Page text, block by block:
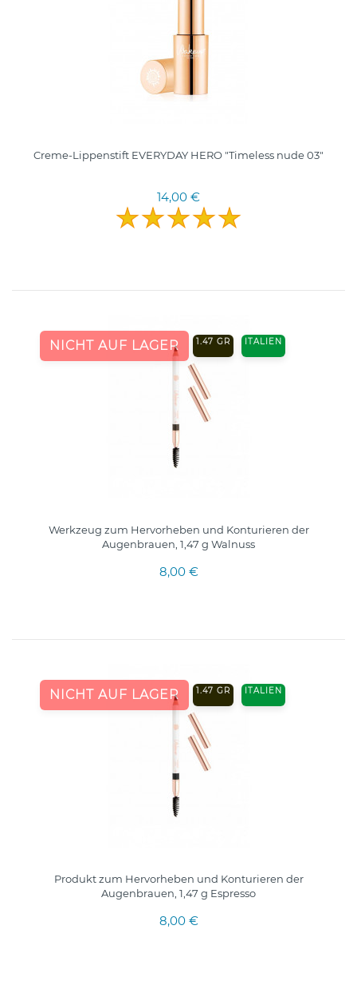
Creme-Lippenstift EVERYDAY HERO "Timeless nude 03"
14,00 €
NICHT AUF LAGER 1.47 GR ITALIEN
Werkzeug zum Hervorheben und Konturieren der
Augenbrauen, 1,47 g Walnuss
8,00 €
NICHT AUF LAGER 1.47 GR ITALIEN
Produkt zum Hervorheben und Konturieren der
Augenbrauen, 1,47 g Espresso
8,00 €